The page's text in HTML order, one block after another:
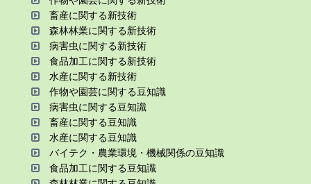
畜産に関する新技術
森林林業に関する新技術
病害⾍に関する新技術
⾷品加⼯に関する新技術
⽔産に関する新技術
作物や園芸に関する⾖知識
病害⾍に関する⾖知識
畜産に関する⾖知識
⽔産に関する⾖知識
バイテク・農業環境・機械関係の⾖知識
⾷品加⼯に関する⾖知識